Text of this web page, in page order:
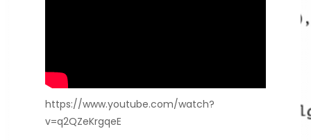
https://www.youtube.com/watch?
v=q2QZeKrgqeE